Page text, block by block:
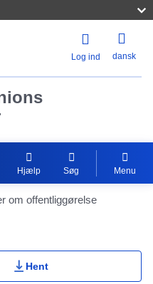
Log ind dansk
Hjælp Søg Menu
om offentliggørelse
Portlet
Hent